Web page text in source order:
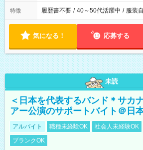
特徴 履歴書不要 / 40～50代活躍中 / 服装
気になる！ 応募する
未読
＜日本を代表するバンド＊サカ
アー公演のサポートバイト＠日
アルバイト 職種未経験OK 社会人未経験OK
ブランクOK